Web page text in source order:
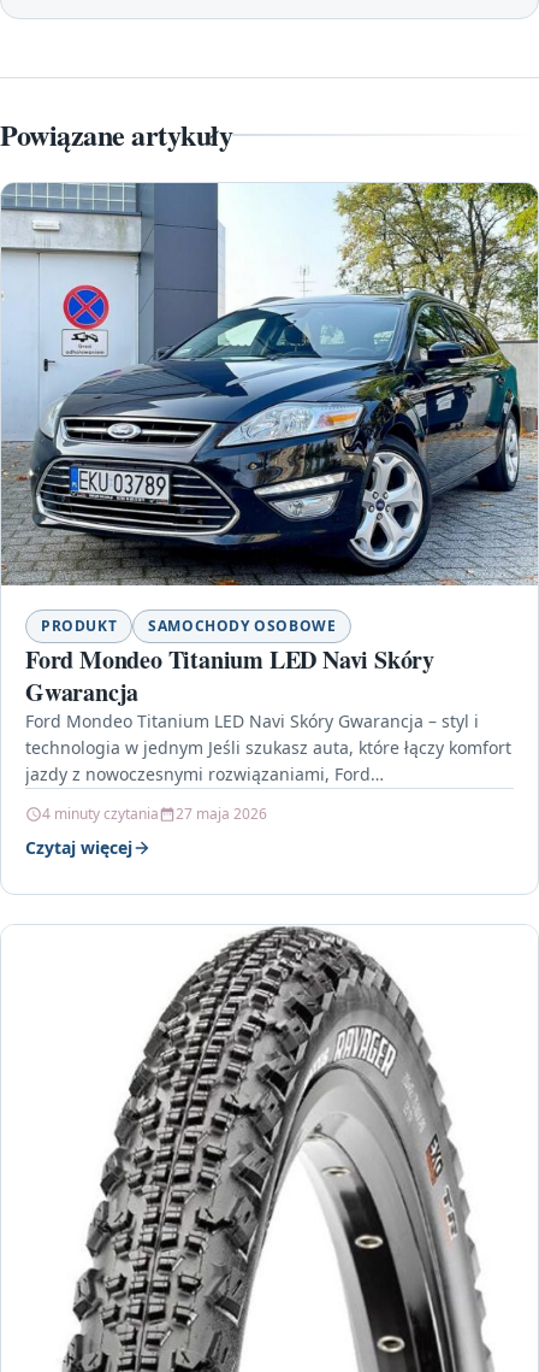
Powiązane artykuły
PRODUKT SAMOCHODY OSOBOWE
Ford Mondeo Titanium LED Navi Skóry
Gwarancja
Ford Mondeo Titanium LED Navi Skóry Gwarancja – styl i
technologia w jednym Jeśli szukasz auta, które łączy komfort
jazdy z nowoczesnymi rozwiązaniami, Ford…
4 minuty czytania 27 maja 2026
Czytaj więcej